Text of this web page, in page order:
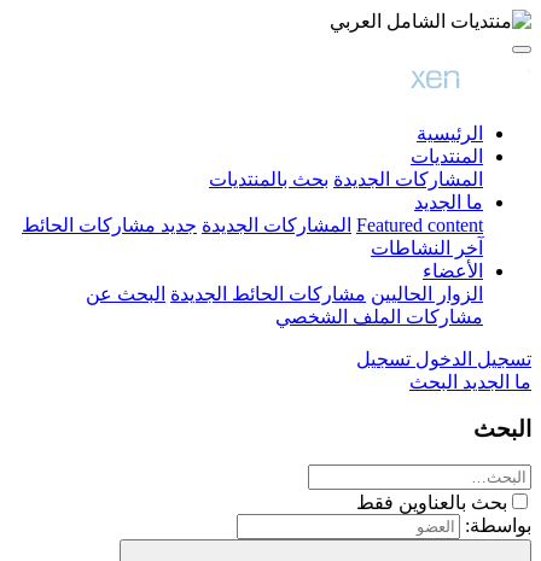
الرئيسية
المنتديات
المشاركات الجديدة بحث بالمنتديات
ما الجديد
Featured content المشاركات الجديدة جديد مشاركات الحائط
آخر النشاطات
الأعضاء
الزوار الحاليين مشاركات الحائط الجديدة البحث عن
مشاركات الملف الشخصي
تسجيل الدخول تسجيل
ما الجديد البحث
البحث
بحث بالعناوين فقط
بواسطة: